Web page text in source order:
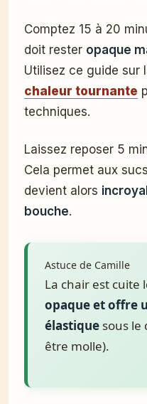
Comptez 15 à 20
doit rester opaque
Utilisez ce guide sur
chaleur tournante
techniques.
Laissez reposer 5
Cela permet aux
devient alors
bouche.
Astuce de Camille
La chair est cuite
opaque et offre
élastique sous le
être molle).